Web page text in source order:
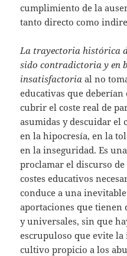
cumplimiento de la
tanto directo como
La trayectoria histórica
sido contradictoria y en
insatisfactoria al no
educativas que deberían
cubrir el coste real de
asumidas y descuidar el
en la hipocresía, en la
en la inseguridad. Es
proclamar el discurso
costes educativos
conduce a una
aportaciones que tienen
y universales, sin que
escrupuloso que evite
cultivo propicio a los